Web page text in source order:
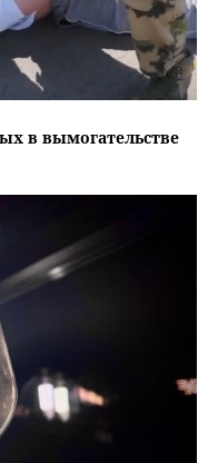
в вымогательстве